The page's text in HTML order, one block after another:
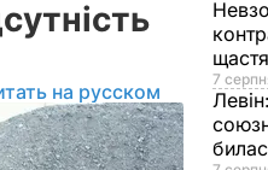
на русском
щастя
7
Левін: